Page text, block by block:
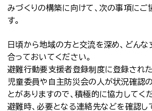
みづくりの構築に向けて、次の事項にご
す。
日頃から地域の方と交流を深め、どん
合っておいてください。
避難行動要支援者登録制度に登録された
児童委員や自主防災会の人が状況確認
とがありますので、積極的に協力してく
避難時、必要となる連絡先などを確認し